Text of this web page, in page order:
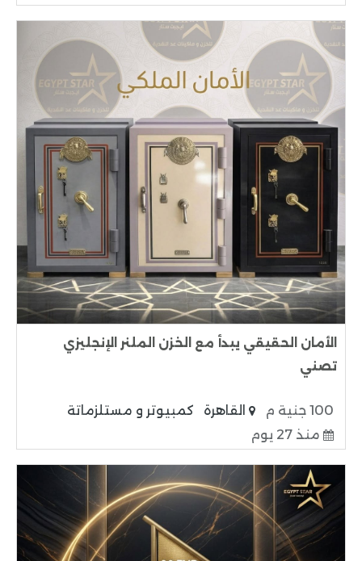
الأمان الحقيقي يبدأ مع الخزن الملنر الإنجليزي
تصني
100 جنية م القاهرة
كمبيوتر و مستلزماتة
منذ 27 يوم